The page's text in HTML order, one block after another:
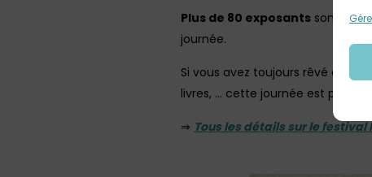
Plus de 80 exposants sont
journée.
Si vous avez toujours rêvé
livres, … cette journée est pour
⇒ Tous les détails sur le festival